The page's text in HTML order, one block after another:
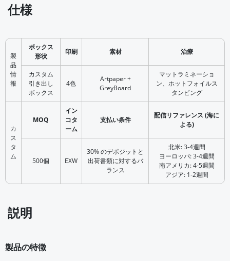
仕様
製
品
情
報
ボックス
形状
印刷 素材 治療
カスタム
引き出し
ボックス
4色
Artpaper +
GreyBoard
マットラミネーショ
ン、ホットフォイルス
タンピング
カ
ス
タ
ム
MOQ
イン
コタ
ーム
支払い条件
配信リファレンス (海に
よる)
500個 EXW
30% のデポジットと
出荷書類に対するバ
ランス
北米: 3-4週間
ヨーロッパ: 3-4週間
南アメリカ: 4-5週間
アジア: 1-2週間
説明
製品の特徴